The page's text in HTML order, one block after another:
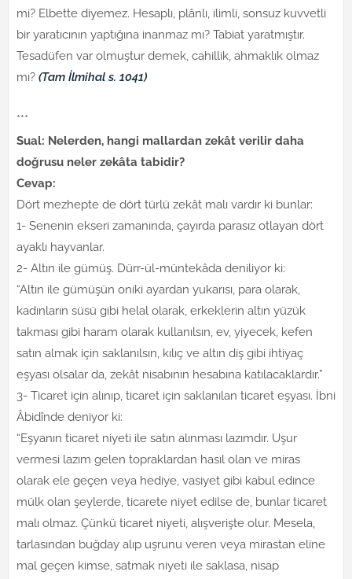
mi? Elbette diyemez. Hesaplı, plânlı, ilimli, sonsuz kuvvetli
bir yaratıcının yaptığına inanmaz mı? Tabiat yaratmıştır.
Tesadüfen var olmuştur demek, cahillik, ahmaklık olmaz
mı? (Tam İlmihal s. 1041)
***
Sual: Nelerden, hangi mallardan zekât verilir daha
doğrusu neler zekâta tabidir?
Cevap:
Dört mezhepte de dört türlü zekât malı vardır ki bunlar:
1- Senenin ekseri zamanında, çayırda parasız otlayan dört
ayaklı hayvanlar.
2- Altın ile gümüş. Dürr-ül-müntekâda deniliyor ki:
“Altın ile gümüşün oniki ayardan yukarısı, para olarak,
kadınların süsü gibi helal olarak, erkeklerin altın yüzük
takması gibi haram olarak kullanılsın, ev, yiyecek, kefen
satın almak için saklanılsın, kılıç ve altın diş gibi ihtiyaç
eşyası olsalar da, zekât nisabının hesabına katılacaklardır.”
3- Ticaret için alınıp, ticaret için saklanılan ticaret eşyası. İbni
Âbidînde deniyor ki:
“Eşyanın ticaret niyeti ile satın alınması lazımdır. Uşur
vermesi lazım gelen topraklardan hasıl olan ve miras
olarak ele geçen veya hediye, vasiyet gibi kabul edince
mülk olan şeylerde, ticarete niyet edilse de, bunlar ticaret
malı olmaz. Çünkü ticaret niyeti, alışverişte olur. Mesela,
tarlasından buğday alıp uşrunu veren veya mirastan eline
mal geçen kimse, satmak niyeti ile saklasa, nisap